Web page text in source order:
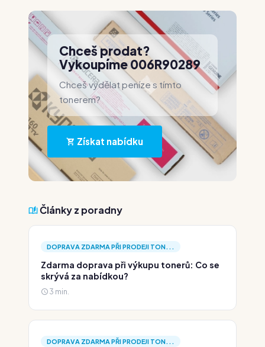
Chceš prodat?
Vykoupíme 006R90289
Chceš vydělat peníze s tímto
tonerem?
Získat nabídku
Články z poradny
DOPRAVA ZDARMA PŘI PRODEJI TON...
Zdarma doprava při výkupu tonerů: Co se
skrývá za nabídkou?
3 min.
DOPRAVA ZDARMA PŘI PRODEJI TON...